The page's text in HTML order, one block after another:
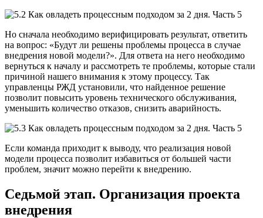
Но сначала необходимо верифицировать результат, ответить
на вопрос: «Будут ли решены проблемы процесса в случае
внедрения новой модели?». Для ответа на него необходимо
вернуться к началу и рассмотреть те проблемы, которые стали
причиной нашего внимания к этому процессу. Так
управленцы РЖД установили, что найденное решение
позволит повысить уровень технического обслуживания,
уменьшить количество отказов, снизить аварийность.
Если команда приходит к выводу, что реализация новой
модели процесса позволит избавиться от большей части
проблем, значит можно перейти к внедрению.
Седьмой этап. Организация проекта
внедрения